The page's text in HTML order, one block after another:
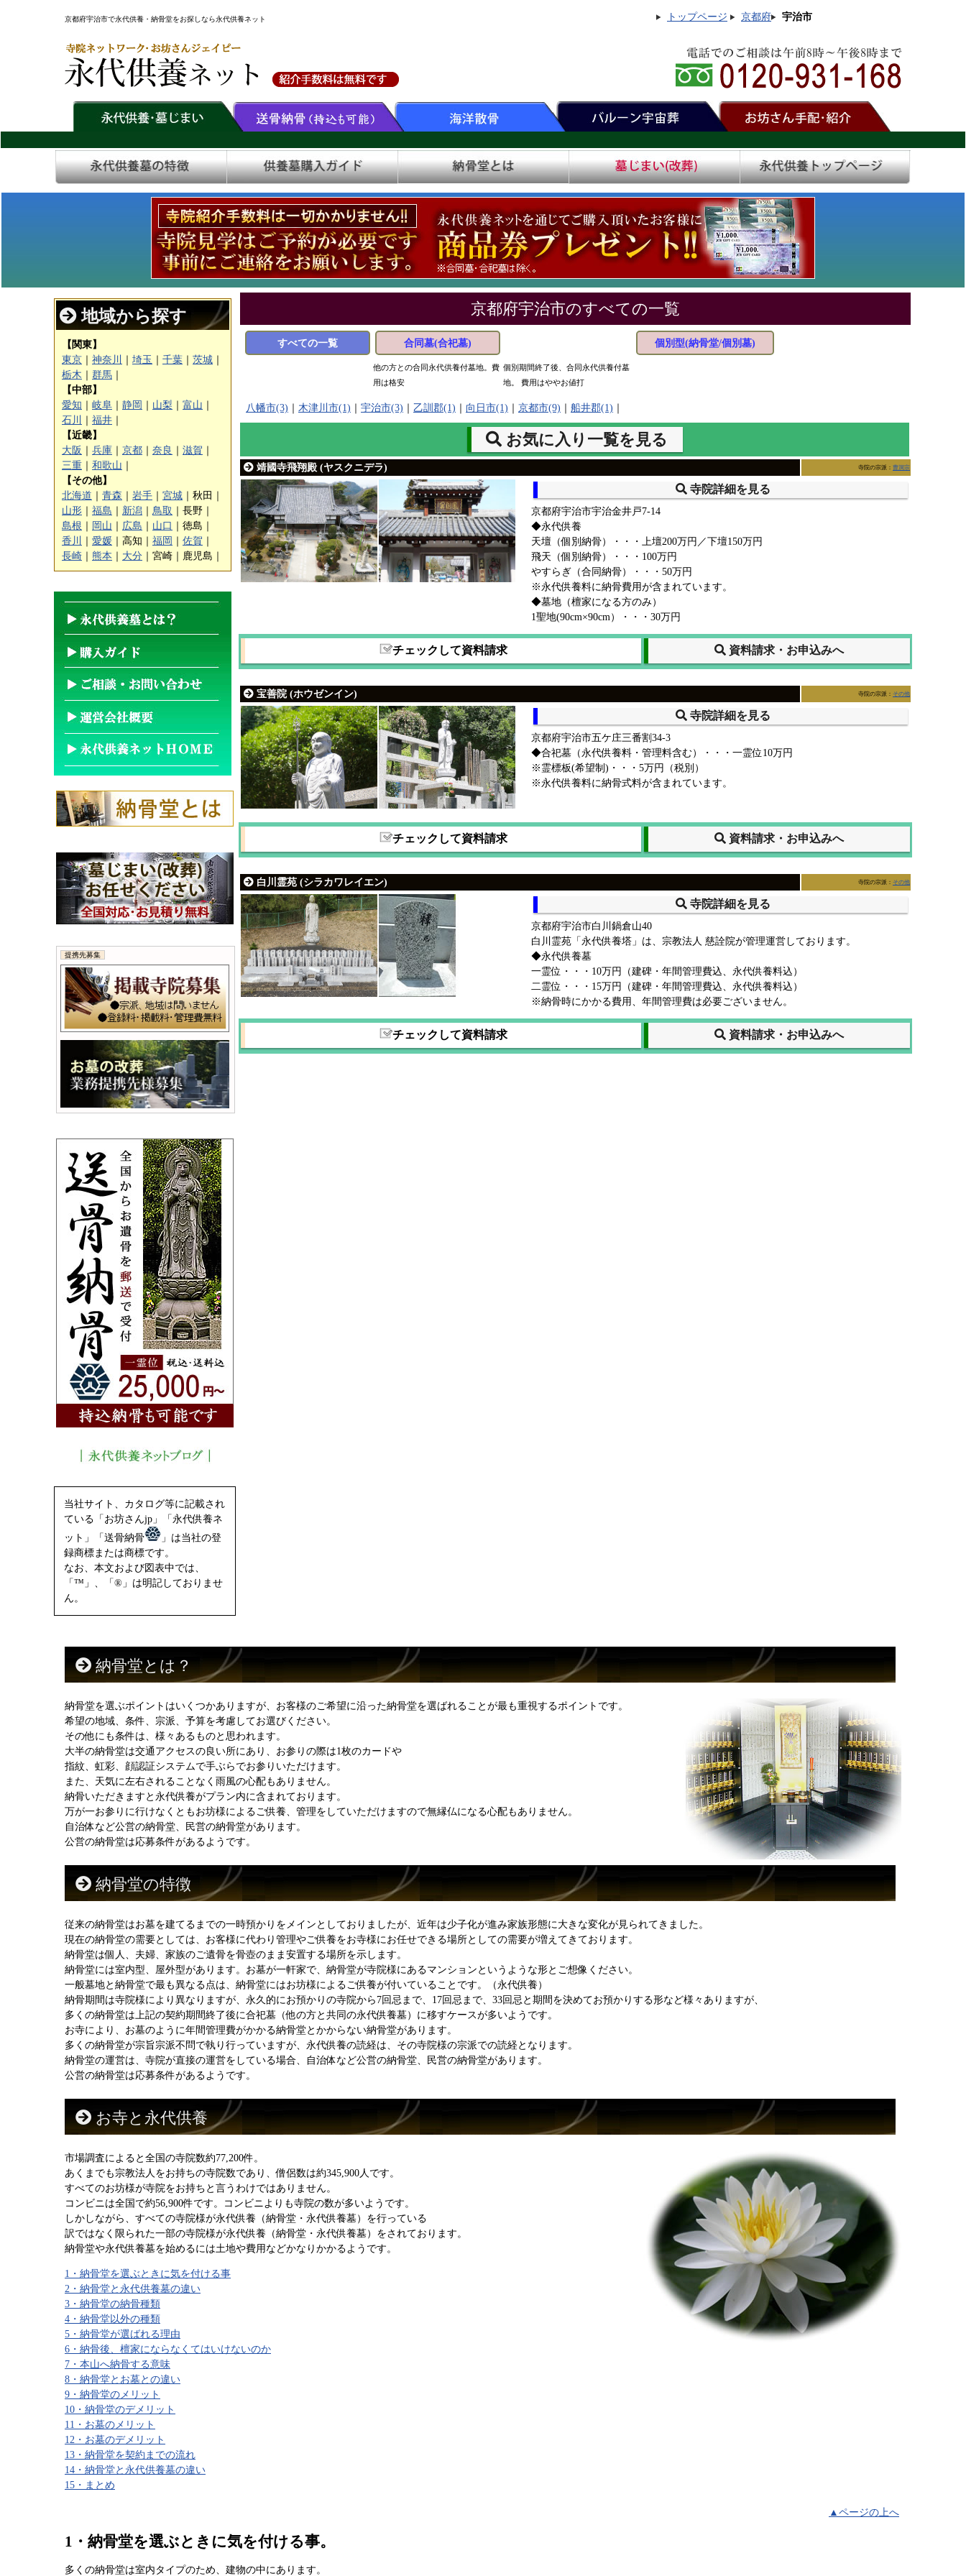
京都府宇治市で永代供養・納骨堂をお探しなら永代供養ネット トップページ 京都府 宇治市
地域から探す
【関東】
東京
神奈川 埼玉 千葉 茨城
栃木
群馬
【中部】
愛知
岐阜 静岡 山梨 富山
石川
福井
【近畿】
大阪
兵庫 京都 奈良 滋賀
三重
和歌山
【その他】
北海道
青森 岩手 宮城
秋田｜
山形
福島 新潟 鳥取
長野｜
島根
岡山 広島 山口
徳島｜
香川
愛媛 高知｜ 福岡 佐賀
長崎
熊本 大分 宮崎｜ 鹿児島｜
提携先募集
当社サイト、カタログ等に記載され
ている「お坊さんjp」「永代供養ネ
ット」「送骨納骨
」は当社の登
録商標または商標です。
なお、本文および図表中では、
「™」、「®」は明記しておりませ
ん。
京都府宇治市のすべての一覧
すべての一覧 合同墓(合祀墓) 個別型(納骨堂/個別墓)
他の方との合同永代供養付墓地。費
用は格安
個別期間終了後、合同永代供養付墓
地。 費用はややお値打
八幡市(3) 木津川市(1) 宇治市(3) 乙訓郡(1) 向日市(1) 京都市(9) 船井郡(1)
お気に入り一覧を見る
靖國寺飛翔殿 (ヤスクニデラ) 寺院の宗派： 曹洞宗
寺院詳細を見る
京都府宇治市宇治金井戸7-14
◆永代供養
天壇（個別納骨）・・・上壇200万円／下壇150万円
飛天（個別納骨）・・・100万円
やすらぎ（合同納骨）・・・50万円
※永代供養料に納骨費用が含まれています。
◆墓地（檀家になる方のみ）
1聖地(90cm×90cm）・・・30万円
チェックして資料請求 資料請求・お申込みへ
宝善院 (ホウゼンイン) 寺院の宗派： その他
寺院詳細を見る
京都府宇治市五ケ庄三番割34-3
◆合祀墓（永代供養料・管理料含む）・・・一霊位10万円
※霊標板(希望制)・・・5万円（税別）
※永代供養料に納骨式料が含まれています。
チェックして資料請求 資料請求・お申込みへ
白川霊苑 (シラカワレイエン) 寺院の宗派： その他
寺院詳細を見る
京都府宇治市白川鍋倉山40
白川霊苑「永代供養塔」は、宗教法人 慈詮院が管理運営しております。
◆永代供養墓
一霊位・・・10万円（建碑・年間管理費込、永代供養料込）
二霊位・・・15万円（建碑・年間管理費込、永代供養料込）
※納骨時にかかる費用、年間管理費は必要ございません。
チェックして資料請求 資料請求・お申込みへ
納骨堂とは？
納骨堂を選ぶポイントはいくつかありますが、お客様のご希望に沿った納骨堂を選ばれることが最も重視するポイントです。
希望の地域、条件、宗派、予算を考慮してお選びください。
その他にも条件は、様々あるものと思われます。
大半の納骨堂は交通アクセスの良い所にあり、お参りの際は1枚のカードや
指紋、虹彩、顔認証システムで手ぶらでお参りいただけます。
また、天気に左右されることなく雨風の心配もありません。
納骨いただきますと永代供養がプラン内に含まれております。
万が一お参りに行けなくともお坊様によるご供養、管理をしていただけますので無縁仏になる心配もありません。
自治体など公営の納骨堂、民営の納骨堂があります。
公営の納骨堂は応募条件があるようです。
納骨堂の特徴
従来の納骨堂はお墓を建てるまでの一時預かりをメインとしておりましたが、近年は少子化が進み家族形態に大きな変化が見られてきました。
現在の納骨堂の需要としては、お客様に代わり管理やご供養をお寺様にお任せできる場所としての需要が増えてきております。
納骨堂は個人、夫婦、家族のご遺骨を骨壺のまま安置する場所を示します。
納骨堂には室内型、屋外型があります。お墓が一軒家で、納骨堂が寺院様にあるマンションというような形とご想像ください。
一般墓地と納骨堂で最も異なる点は、納骨堂にはお坊様によるご供養が付いていることです。（永代供養）
納骨期間は寺院様により異なりますが、永久的にお預かりの寺院から7回忌まで、17回忌まで、33回忌と期間を決めてお預かりする形など様々ありますが、
多くの納骨堂は上記の契約期間終了後に合祀墓（他の方と共同の永代供養墓）に移すケースが多いようです。
お寺により、お墓のように年間管理費がかかる納骨堂とかからない納骨堂があります。
多くの納骨堂が宗旨宗派不問で執り行っていますが、永代供養の読経は、その寺院様の宗派での読経となります。
納骨堂の運営は、寺院が直接の運営をしている場合、自治体など公営の納骨堂、民営の納骨堂があります。
公営の納骨堂は応募条件があるようです。
お寺と永代供養
市場調査によると全国の寺院数約77,200件。
あくまでも宗教法人をお持ちの寺院数であり、僧侶数は約345,900人です。
すべてのお坊様が寺院をお持ちと言うわけではありません。
コンビニは全国で約56,900件です。コンビニよりも寺院の数が多いようです。
しかしながら、すべての寺院様が永代供養（納骨堂・永代供養墓）を行っている
訳ではなく限られた一部の寺院様が永代供養（納骨堂・永代供養墓）をされております。
納骨堂や永代供養墓を始めるには土地や費用などかなりかかるようです。
1・納骨堂を選ぶときに気を付ける事
2・納骨堂と永代供養墓の違い
3・納骨堂の納骨種類
4・納骨堂以外の種類
5・納骨堂が選ばれる理由
6・納骨後、檀家にならなくてはいけないのか
7・本山へ納骨する意味
8・納骨堂とお墓との違い
9・納骨堂のメリット
10・納骨堂のデメリット
11・お墓のメリット
12・お墓のデメリット
13・納骨堂を契約までの流れ
14・納骨堂と永代供養墓の違い
15・まとめ
▲ページの上へ
1・納骨堂を選ぶときに気を付ける事。
多くの納骨堂は室内タイプのため、建物の中にあります。